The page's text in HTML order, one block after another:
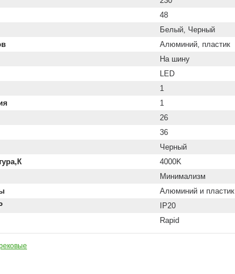
48
Белый, Черный
Алюминий, пластик
На шину
LED
1
1
26
36
Черный
4000K
Минимализм
Алюминий и пластик
IP20
Rapid